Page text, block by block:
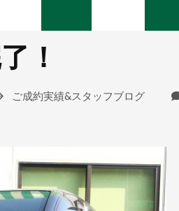
！
ご成約実績&スタッフブログ